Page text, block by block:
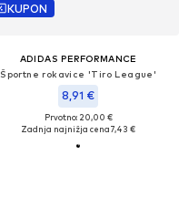
KUPON
ADIDAS PERFORMANCE
Športne rokavice 'Tiro League'
8,91 €
Prvotno: 20,00 €
Zadnja najnižja cena7,43 €